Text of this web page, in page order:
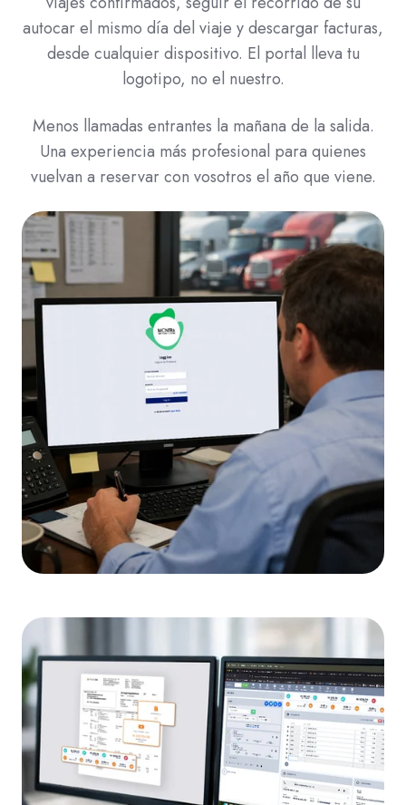
autocar el mismo día del viaje y descargar facturas,
desde cualquier dispositivo. El portal lleva tu
logotipo, no el nuestro.
Menos llamadas entrantes la mañana de la salida.
Una experiencia más profesional para quienes
vuelvan a reservar con vosotros el año que viene.